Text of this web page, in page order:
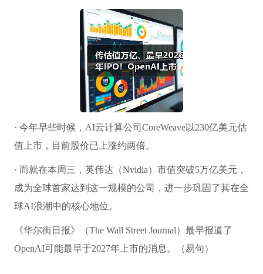
· 今年早些时候，AI云计算公司CoreWeave以230亿美元估
值上市，目前股价已上涨约两倍。
· 而就在本周三，英伟达（Nvidia）市值突破5万亿美元，
成为全球首家达到这一规模的公司，进一步巩固了其在全
球AI浪潮中的核心地位。
《华尔街日报》（The Wall Street Journal）最早报道了
OpenAI可能最早于2027年上市的消息。（易句）